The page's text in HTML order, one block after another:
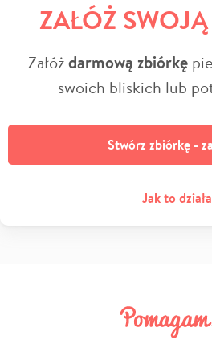
ZAŁÓŻ
Załóżdarmową zbiórkę
swoich bliskich lub
Stwórz zbiórkę -
Jak to